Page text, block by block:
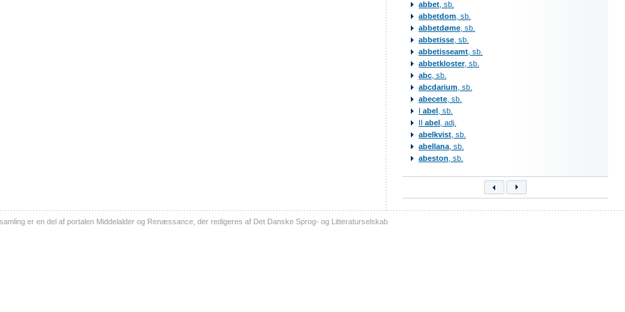
abbet , sb.
abbetdom , sb.
abbetdøme , sb.
abbetisse , sb.
abbetisseamt , sb.
abbetkloster, sb.
abc , sb.
abcdarium , sb.
abecete , sb.
I abel , sb.
II abel , adj.
abelkvist , sb.
abellana , sb.
abeston , sb.
er en del af portalen Middelalder og Renæssance, der redigeres af Det Danske Sprog- og Litteraturselskab